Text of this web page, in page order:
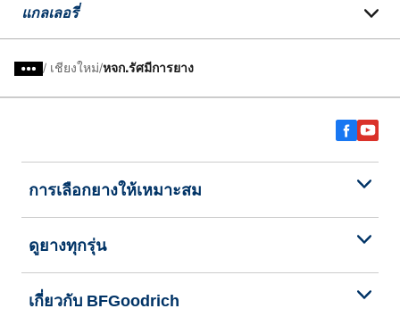
แกลเลอรี่
/ เชียงใหม่ หจก.รัศมีการยาง
การเลือกยางให้เหมาะสม
ดูยางทุกรุ่น
เกี่ยวกับ BFGoodrich